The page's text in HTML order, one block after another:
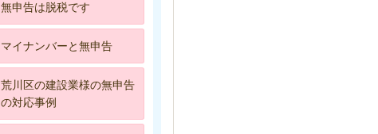
無申告は脱税です
マイナンバーと無申告
荒川区の建設業様の無申告
の対応事例